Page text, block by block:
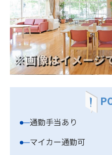
通勤手当あり
マイカー通勤可